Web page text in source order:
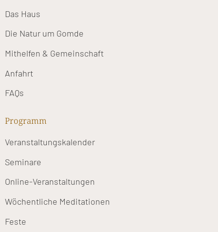
Das Haus
Die Natur um Gomde
Mithelfen & Gemeinschaft
Anfahrt
FAQs
Programm
Veranstaltungskalender
Seminare
Online-Veranstaltungen
Wöchentliche Meditationen
Feste